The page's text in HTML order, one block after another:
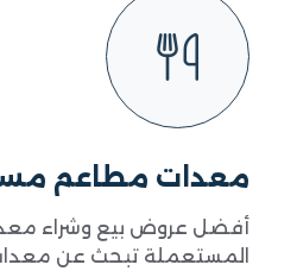
معدات مطاعم
أفضل عروض بيع وشراء معدات
المستعملة تبحث عن معدات